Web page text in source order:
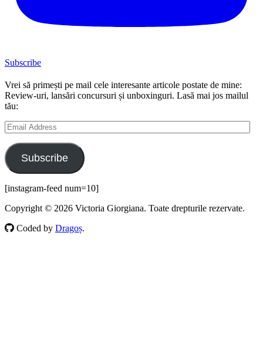
Subscribe
Vrei să primești pe mail cele interesante articole postate de mine:
Review-uri, lansări concursuri și unboxinguri. Lasă mai jos mailul
tău:
Email
Address
Subscribe
[instagram-feed num=10]
Copyright © 2026 Victoria Giorgiana. Toate drepturile rezervate.
Coded by Dragoș.